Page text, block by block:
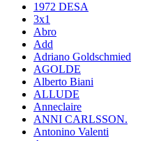
1972 DESA
3x1
Abro
Add
Adriano Goldschmied
AGOLDE
Alberto Biani
ALLUDE
Anneclaire
ANNI CARLSSON.
Antonino Valenti